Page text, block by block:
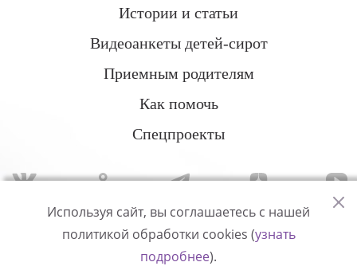
Истории и статьи
Видеоанкеты детей-сирот
Приемным родителям
Как помочь
Спецпроекты
Политика конфиденциальности
Используя сайт, вы соглашаетесь с нашей
политикой обработки cookies (узнать
подробнее).